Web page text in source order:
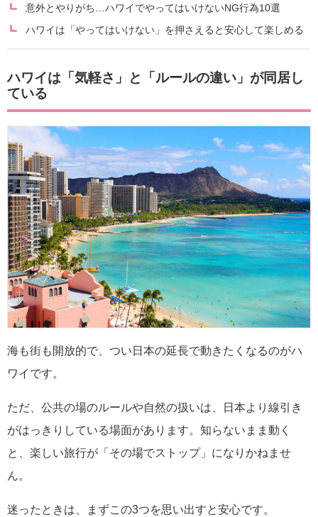
意外とやりがち…ハワイでやってはいけないNG行為10選
ハワイは「やってはいけない」を押さえると安心して楽しめる
ハワイは「気軽さ」と「ルールの違い」が同居し
ている
海も街も開放的で、つい日本の延長で動きたくなるのがハ
ワイです。
ただ、公共の場のルールや自然の扱いは、日本より線引き
がはっきりしている場面があります。知らないまま動く
と、楽しい旅行が「その場でストップ」になりかねませ
ん。
迷ったときは、まずこの3つを思い出すと安心です。